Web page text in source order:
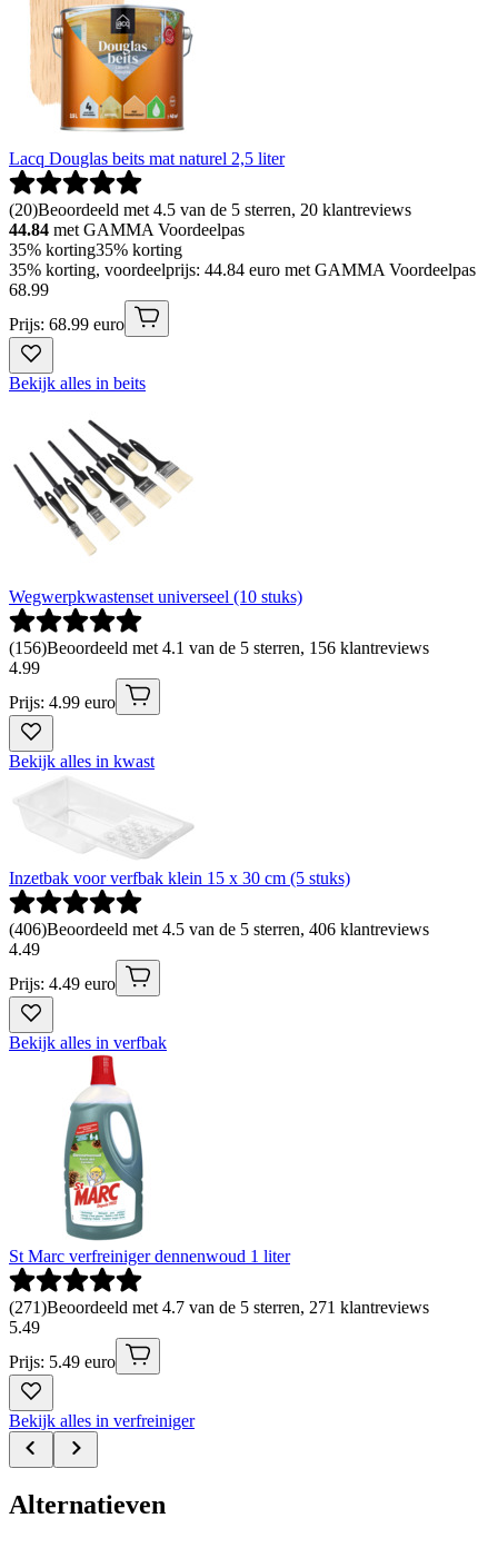
Lacq Douglas beits mat naturel 2,5 liter
(20)Beoordeeld met 4.5 van de 5 sterren, 20 klantreviews
44.84 met GAMMA Voordeelpas
35% korting35% korting
35% korting, voordeelprijs: 44.84 euro met GAMMA Voordeelpas
68.99
Prijs: 68.99 euro
Bekijk alles in beits
Wegwerpkwastenset universeel (10 stuks)
(156)Beoordeeld met 4.1 van de 5 sterren, 156 klantreviews
4.99
Prijs: 4.99 euro
Bekijk alles in kwast
Inzetbak voor verfbak klein 15 x 30 cm (5 stuks)
(406)Beoordeeld met 4.5 van de 5 sterren, 406 klantreviews
4.49
Prijs: 4.49 euro
Bekijk alles in verfbak
St Marc verfreiniger dennenwoud 1 liter
(271)Beoordeeld met 4.7 van de 5 sterren, 271 klantreviews
5.49
Prijs: 5.49 euro
Bekijk alles in verfreiniger
Alternatieven